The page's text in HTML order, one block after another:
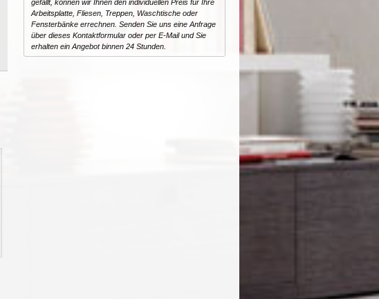
gefällt, können wir Ihnen den individuellen Preis für Ihre
Arbeitsplatte, Fliesen, Treppen, Waschtische oder
Fensterbänke errechnen. Senden Sie uns eine Anfrage
über dieses Kontaktformular oder per E-Mail und Sie
erhalten ein Angebot binnen 24 Stunden.